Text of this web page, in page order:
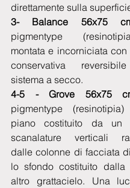
direttamente sulla
3- Balance 56x75
pigmentype
montata e incorniciata
conservativa
sistema a secco.
4-5 - Grove 56x75
pigmentype
piano costituito da un
scanalature verticali
dalle colonne di facciata
lo sfondo costituito
altro grattacielo. Una